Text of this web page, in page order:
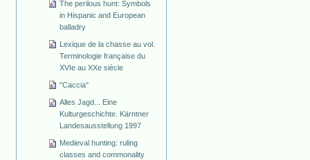
The perilous hunt: Symbols
in Hispanic and European
balladry
Lexique de la chasse au vol.
Terminologie française du
XVIe au XXe siècle
"Caccia"
Alles Jagd... Eine
Kulturgeschichte. Kärntner
Landesausstellung 1997
Medieval hunting: ruling
classes and commonality